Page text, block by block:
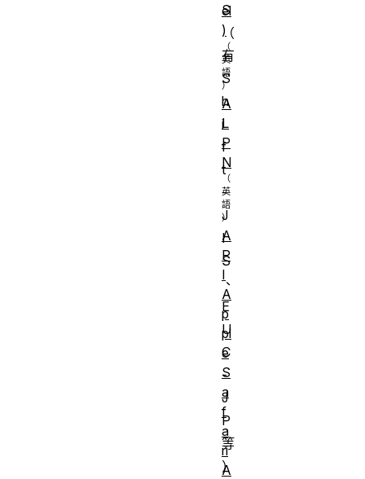
S
（
有
S
h
i
f
t
-
J
I
S
、
E
U
C
-
J
P
等
）
el
)
A
L
P
N
A
P
I
A
p
pl
e
S
a
f
a
ri
A